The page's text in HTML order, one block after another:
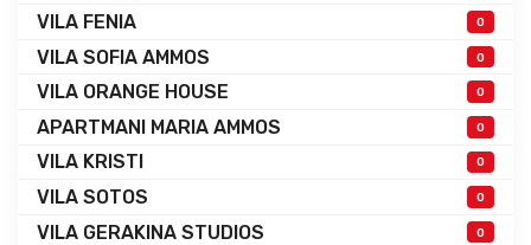
VILA FENIA 0
VILA SOFIA AMMOS 0
VILA ORANGE HOUSE 0
APARTMANI MARIA AMMOS 0
VILA KRISTI 0
VILA SOTOS 0
VILA GERAKINA STUDIOS 0